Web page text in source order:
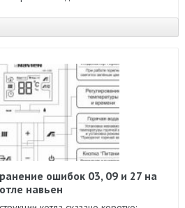
ошибок 03, 09 и 27 на
навьен